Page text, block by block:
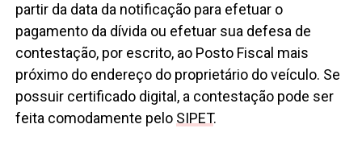
partir da data da notificação para efetuar o
pagamento da dívida ou efetuar sua defesa de
contestação, por escrito, ao Posto Fiscal mais
próximo do endereço do proprietário do veículo. Se
possuir certificado digital, a contestação pode ser
feita comodamente pelo SIPET.